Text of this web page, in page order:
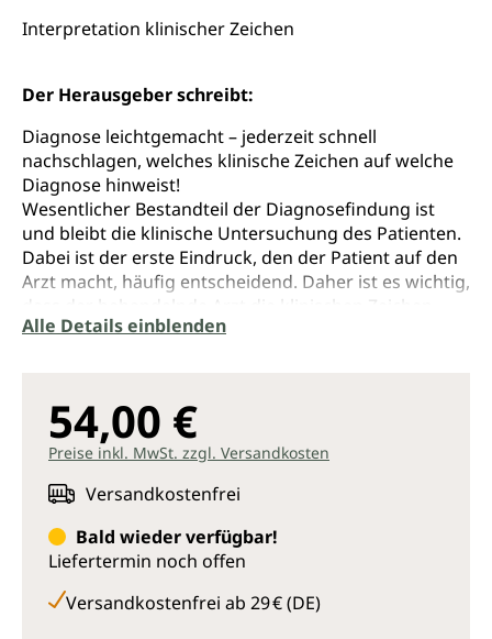
Interpretation klinischer Zeichen
Der Herausgeber schreibt:
Diagnose leichtgemacht – jederzeit schnell
nachschlagen, welches klinische Zeichen auf welche
Diagnose hinweist!
Wesentlicher Bestandteil der Diagnosefindung ist
und bleibt die klinische Untersuchung des Patienten.
Dabei ist der erste Eindruck, den der Patient auf den
Arzt macht, häufig entscheidend. Daher ist es wichtig,
dass der behandelnde Arzt die klinischen Zeichen
beim ersten Patientenkontakt erkennt und diese
Diagnosestellung.
Neben dem ''Sign Value'' findet sich bei jedem
klinischen Zeichen: Eine Beschreibung des Zeichens,
die Differenzialdiagnosen sowie eine Beschreibung
Mechanismus).
hervorragendes Nachschlagewerk für PJ-
Alle Details einblenden
54,00 €
Preise inkl. MwSt. zzgl. Versandkosten
Versandkostenfrei
Bald wieder verfügbar!
Liefertermin noch offen
Versandkostenfrei ab 29 € (DE)